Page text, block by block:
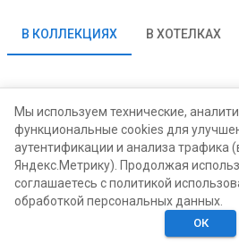
В КОЛЛЕКЦИЯХ В ХОТЕЛКАХ
Юлия Варлачева
Хотелки
Мы используем технические,
функциональные cookies для
аутентификации и анализа трафика
Яндекс.Метрику). Продолжая
соглашаетесь с политикой
обработкой персональных данных.
ОК